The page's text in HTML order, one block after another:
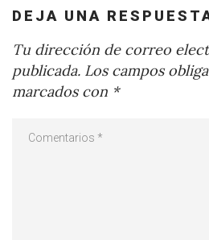
DEJA UNA
Tu dirección de correo
publicada. Los campos
marcados con *